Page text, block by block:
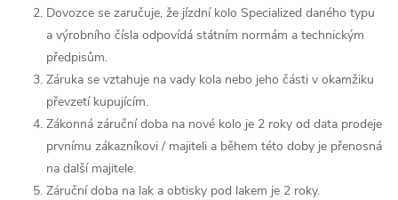
Dovozce se zaručuje, že jízdní kolo Specialized daného typu
a výrobního čísla odpovídá státním normám a technickým
předpisům.
Záruka se vztahuje na vady kola nebo jeho části v okamžiku
převzetí kupujícím.
Zákonná záruční doba na nové kolo je 2 roky od data prodeje
prvnímu zákazníkovi / majiteli a během této doby je přenosná
na další majitele.
Záruční doba na lak a obtisky pod lakem je 2 roky.